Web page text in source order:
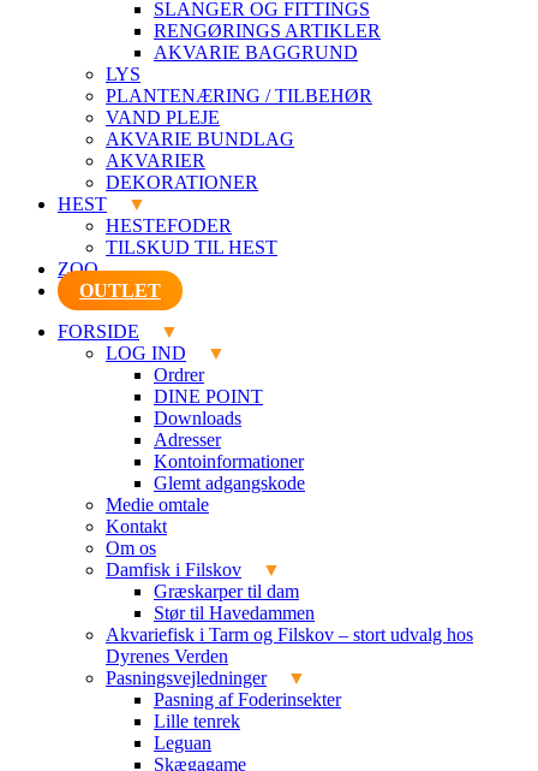
SLANGER OG FITTINGS
RENGØRINGS ARTIKLER
AKVARIE BAGGRUND
LYS
PLANTENÆRING / TILBEHØR
VAND PLEJE
AKVARIE BUNDLAG
AKVARIER
DEKORATIONER
HEST
HESTEFODER
TILSKUD TIL HEST
ZOO
OUTLET
FORSIDE
LOG IND
Ordrer
DINE POINT
Downloads
Adresser
Kontoinformationer
Glemt adgangskode
Medie omtale
Kontakt
Om os
Damfisk i Filskov
Græskarper til dam
Stør til Havedammen
Akvariefisk i Tarm og Filskov – stort udvalg hos
Dyrenes Verden
Pasningsvejledninger
Pasning af Foderinsekter
Lille tenrek
Leguan
Skægagame